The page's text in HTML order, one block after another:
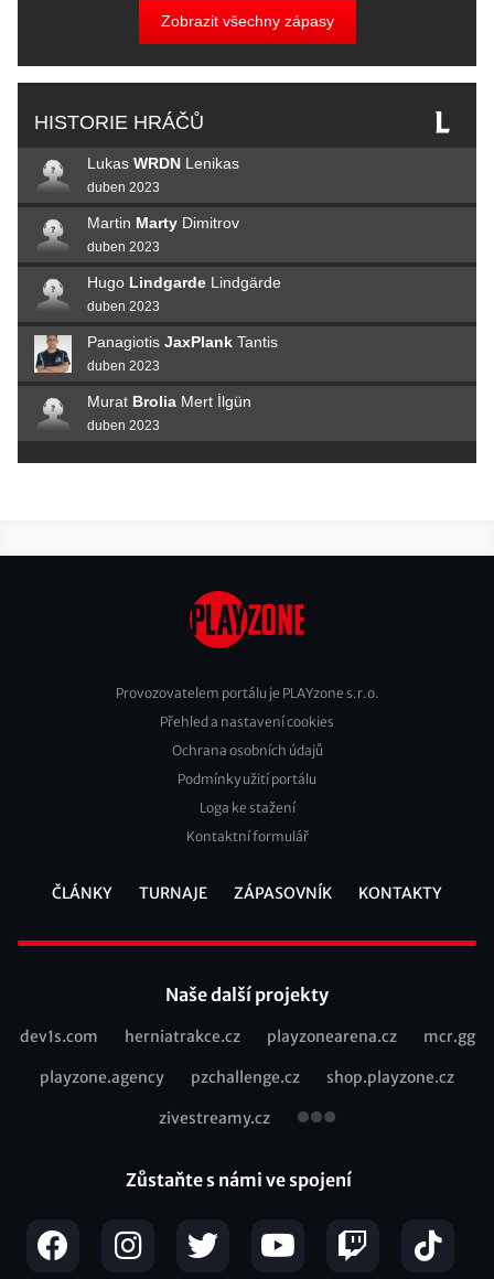
Zobrazit všechny zápasy
HISTORIE HRÁČŮ
Lukas WRDN Lenikas
duben 2023
Martin Marty Dimitrov
duben 2023
Hugo Lindgarde Lindgärde
duben 2023
Panagiotis JaxPlank Tantis
duben 2023
Murat Brolia Mert İlgün
duben 2023
Footer
Provozovatelem portálu je PLAYzone s.r.o.
Přehled a nastavení cookies
Ochrana osobních údajů
Podmínky užití portálu
Loga ke stažení
Kontaktní formulář
ČLÁNKY TURNAJE ZÁPASOVNÍK KONTAKTY
Naše další projekty
Recommended
dev1s.com herniatrakce.cz playzonearena.cz mcr.gg
playzone.agency pzchallenge.cz shop.playzone.cz
zivestreamy.cz
Zůstaňte s námi ve spojení